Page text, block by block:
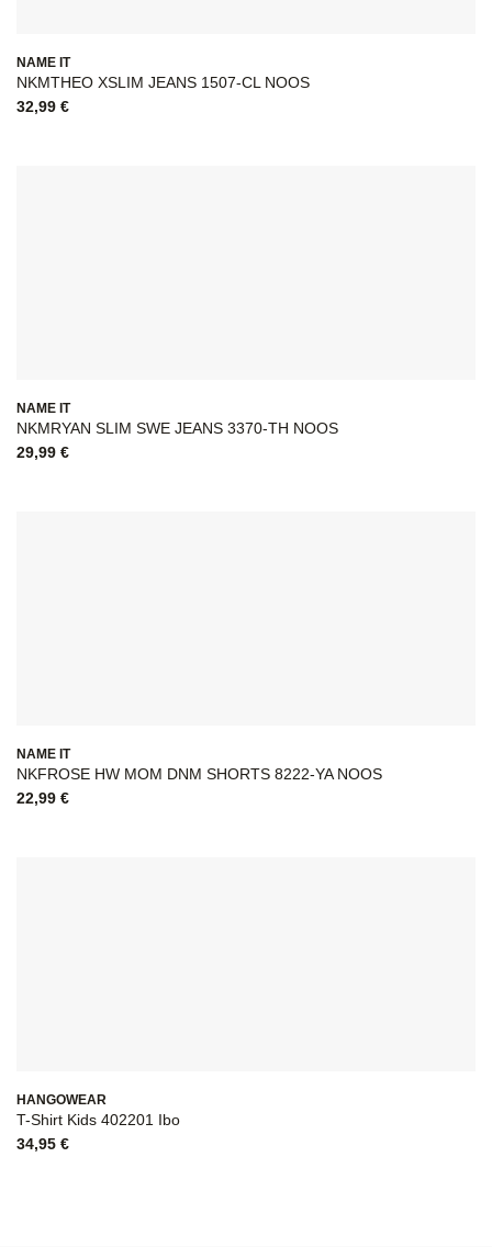
NAME IT
NKMTHEO XSLIM JEANS 1507-CL NOOS
32,99 €
NAME IT
NKMRYAN SLIM SWE JEANS 3370-TH NOOS
29,99 €
NAME IT
NKFROSE HW MOM DNM SHORTS 8222-YA NOOS
22,99 €
HANGOWEAR
T-Shirt Kids 402201 Ibo
34,95 €